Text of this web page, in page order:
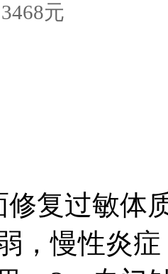
元
复过敏体
，慢性炎